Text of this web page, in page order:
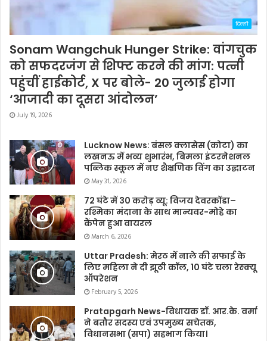
दिल्ली
Sonam Wangchuk Hunger Strike: वांगचुक
को सफदरजंग से शिफ्ट करने की मांग: पत्नी
पहुंचीं हाईकोर्ट, X पर बोले- 20 जुलाई होगा
‘आजादी का दूसरा आंदोलन’
July 19, 2026
Lucknow News: बंसल क्लासेस (कोटा) का
लखनऊ में भव्य शुभारंभ, बिमला इंटरनेशनल
पब्लिक स्कूल में नए शैक्षणिक विंग का उद्घाटन
May 31, 2026
72 घंटे में 30 करोड़ व्यू: विजय देवरकोंडा–
रश्मिका मंदाना के साथ मान्यवर-मोहे का
कैंपेन हुआ वायरल
March 6, 2026
Uttar Pradesh: मेरठ में नाले की सफाई के
लिए महिला ने दी झूठी कॉल, 10 घंटे चला रेस्क्यू
ऑपरेशन
February 5, 2026
Pratapgarh News-विधायक डॉ. आर.के. वर्मा
ने बतौर सदस्य एवं उपमुख्य सचेतक,
विधानसभा (सपा) सहभाग किया।